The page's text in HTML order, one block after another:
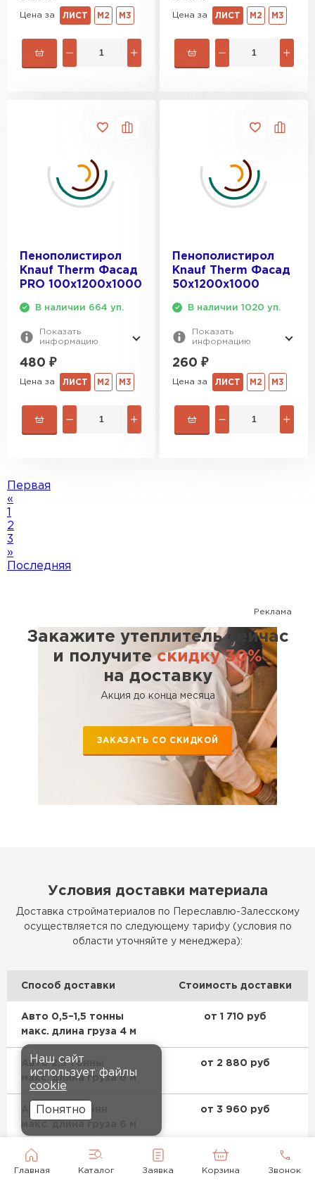
Главная Каталог Заявка Корзина Звонок
Цена за ЛИСТ М2 М3 Цена за ЛИСТ М2 М3
Пенополистирол
Knauf Therm Фасад
PRO 100х1200х1000
В наличии 664 уп.
Показать
информацию
480 ₽
Цена за ЛИСТ М2 М3
Пенополистирол
Knauf Therm Фасад
50х1200х1000
В наличии 1020 уп.
Показать
информацию
260 ₽
Цена за ЛИСТ М2 М3
Первая
«
2
3
»
Последняя
Реклама
Закажите утеплитель сейчас
и получитескидку 30%
на доставку
Акция до конца месяца
ЗАКАЗАТЬ СО СКИДКОЙ
Условия доставки материала
Доставка стройматериалов по Переславлю-Залесскому
осуществляется по следующему тарифу (условия по
области уточняйте у менеджера):
Способ доставки Стоимость доставки
Авто 0,5–1,5 тонны
макс. длина груза 4 м
от 1 710 руб
Авто 2,5 тонны
макс. длина груза 6 м
от 2 880 руб
Авто 3,5–5 тонн
от 3 960 руб
Авто 10 тонн
макс. длина груза 8 м
от 5 400 руб
Наш сайт
использует файлы
cookie
Понятно